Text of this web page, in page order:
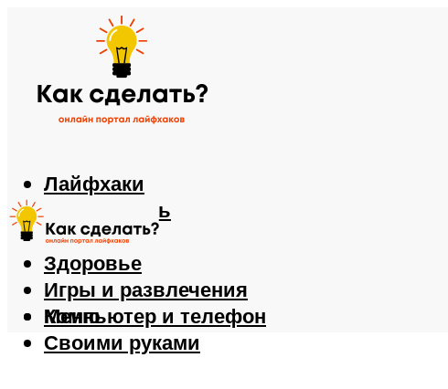
Лайфхаки
Автомобиль
Еда
Здоровье
Игры и развлечения
Компьютер и телефон
Своими руками
Меню